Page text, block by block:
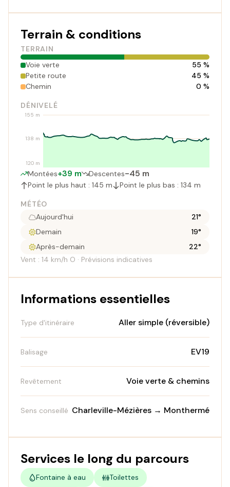
Terrain & conditions
TERRAIN
Voie verte
55 %
Petite route
45 %
Chemin
0 %
DÉNIVELÉ
120 m
138 m
155 m
Montées+39 m Descentes-45 m
Point le plus haut : 145 m Point le plus bas : 134 m
MÉTÉO
Aujourd'hui
21°
Demain
19°
Après-demain
22°
Vent : 14 km/h O · Prévisions indicatives
Informations essentielles
Type d'itinéraire Aller simple (réversible)
Balisage EV19
Revêtement Voie verte & chemins
Sens conseillé Charleville-Mézières → Monthermé
Services le long du parcours
Fontaine à eau Toilettes